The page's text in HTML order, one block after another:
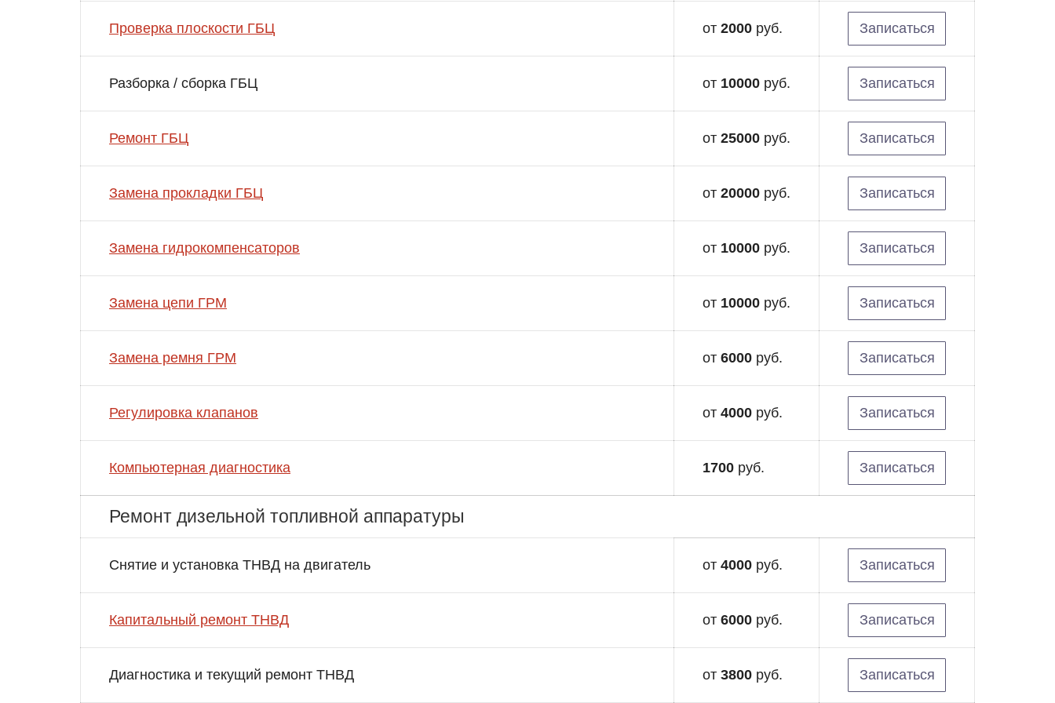
Проверка плоскости ГБЦ от 2000 руб. Записаться
Разборка / сборка ГБЦ от 10000 руб. Записаться
Ремонт ГБЦ от 25000 руб. Записаться
Замена прокладки ГБЦ от 20000 руб. Записаться
Замена гидрокомпенсаторов от 10000 руб. Записаться
Замена цепи ГРМ от 10000 руб. Записаться
Замена ремня ГРМ от 6000 руб. Записаться
Регулировка клапанов от 4000 руб. Записаться
Компьютерная диагностика 1700 руб. Записаться
Ремонт дизельной топливной аппаратуры
Снятие и установка ТНВД на двигатель от 4000 руб. Записаться
Капитальный ремонт ТНВД от 6000 руб. Записаться
Диагностика и текущий ремонт ТНВД от 3800 руб. Записаться